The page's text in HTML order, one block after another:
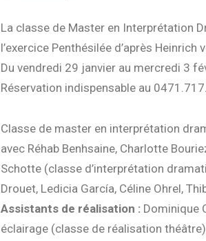
La classe de Master en Interprétation
l’exercice Penthésilée d’après
Du vendredi 29 janvier au mercredi 3
Réservation indispensable au
Classe de master en interprétation
avec Réhab Benhsaine, Charlotte
Schotte (classe d’interprétation
Drouet, Ledicia García, Céline Ohrel,
Assistants de réalisation : Dominique
éclairage (classe de réalisation théâtre)